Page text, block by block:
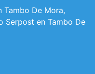
Tambo De Mora,
Serpost en Tambo De